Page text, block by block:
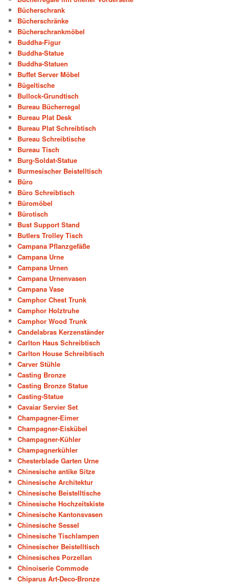
Bücherschrank
Bücherschränke
Bücherschrankmöbel
Buddha-Figur
Buddha-Statue
Buddha-Statuen
Buffet Server Möbel
Bügeltische
Bullock-Grundtisch
Bureau Bücherregal
Bureau Plat Desk
Bureau Plat Schreibtisch
Bureau Schreibtische
Bureau Tisch
Burg-Soldat-Statue
Burmesischer Beistelltisch
Büro
Büro Schreibtisch
Büromöbel
Bürotisch
Bust Support Stand
Butlers Trolley Tisch
Campana Pflanzgefäße
Campana Urne
Campana Urnen
Campana Urnenvasen
Campana Vase
Camphor Chest Trunk
Camphor Holztruhe
Camphor Wood Trunk
Candelabras Kerzenständer
Carlton Haus Schreibtisch
Carlton House Schreibtisch
Carver Stühle
Casting Bronze
Casting Bronze Statue
Casting-Statue
Cavaiar Servier Set
Champagner-Eimer
Champagner-Eiskübel
Champagner-Kühler
Champagnerkühler
Chesterblade Garten Urne
Chinesische antike Sitze
Chinesische Architektur
Chinesische Beistelltische
Chinesische Hochzeitskiste
Chinesische Kantonsvasen
Chinesische Sessel
Chinesische Tischlampen
Chinesischer Beistelltisch
Chinesisches Porzellan
Chinoiserie Commode
Chiparus Art-Deco-Bronze